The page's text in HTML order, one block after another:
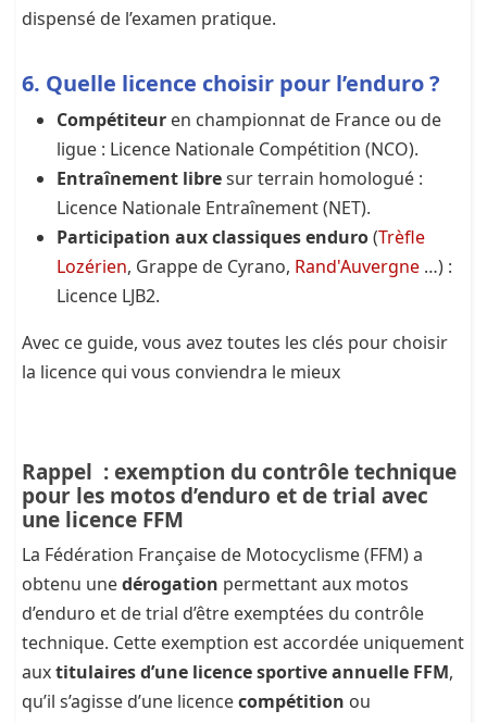
dispensé de l’examen pratique.
6. Quelle licence choisir pour l’enduro ?
Compétiteur en championnat de France ou de
ligue : Licence Nationale Compétition (NCO).
Entraînement libresur terrain homologué :
Licence Nationale Entraînement (NET).
Participation aux classiques enduro(Trèfle
Lozérien, Grappe de Cyrano, Rand'Auvergne …) :
Licence LJB2.
Avec ce guide, vous avez toutes les clés pour choisir
la licence qui vous conviendra le mieux
Rappel : exemption du contrôle technique
pour les motos d’enduro et de trial avec
une licence FFM
La Fédération Française de Motocyclisme (FFM) a
obtenu unedérogation permettant aux motos
d’enduro et de trial d’être exemptées du contrôle
technique. Cette exemption est accordée uniquement
auxtitulaires d’une licence sportive annuelle FFM,
qu’il s’agisse d’une licencecompétition ou